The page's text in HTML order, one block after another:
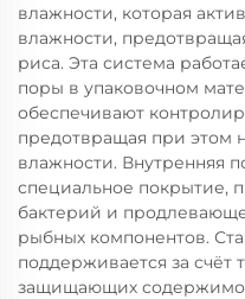
влажности, которая
влажности,
риса. Эта система
поры в упаковочном
обеспечивают
предотвращая при этом
влажности. Внутренняя
специальное покрытие,
бактерий и
рыбных компонентов.
поддерживается за счёт
защищающих